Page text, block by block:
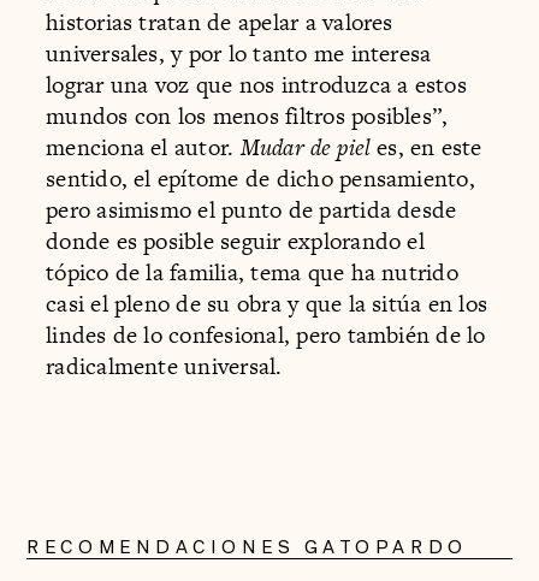
historias tratan de apelar a valores
universales, y por lo tanto me interesa
lograr una voz que nos introduzca a estos
mundos con los menos filtros posibles”,
menciona el autor.Mudar de pieles, en este
sentido, el epítome de dicho pensamiento,
pero asimismo el punto de partida desde
donde es posible seguir explorando el
tópico de la familia, tema que ha nutrido
casi el pleno de su obra y que la sitúa en los
lindes de lo confesional, pero también de lo
radicalmente universal.
RECOMENDACIONES GATOPARDO